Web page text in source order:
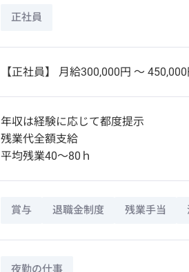
正社員
【正社員】 月給300,000円 〜 450,000
年収は経験に応じて都度提示
残業代全額支給
平均残業40～80ｈ
賞与 退職金制度 残業手当
夜勤の仕事